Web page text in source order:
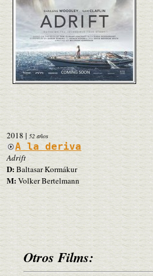
2018| 52 años
A la deriva
Adrift
D:Baltasar Kormákur
M:Volker Bertelmann
Otros Films: